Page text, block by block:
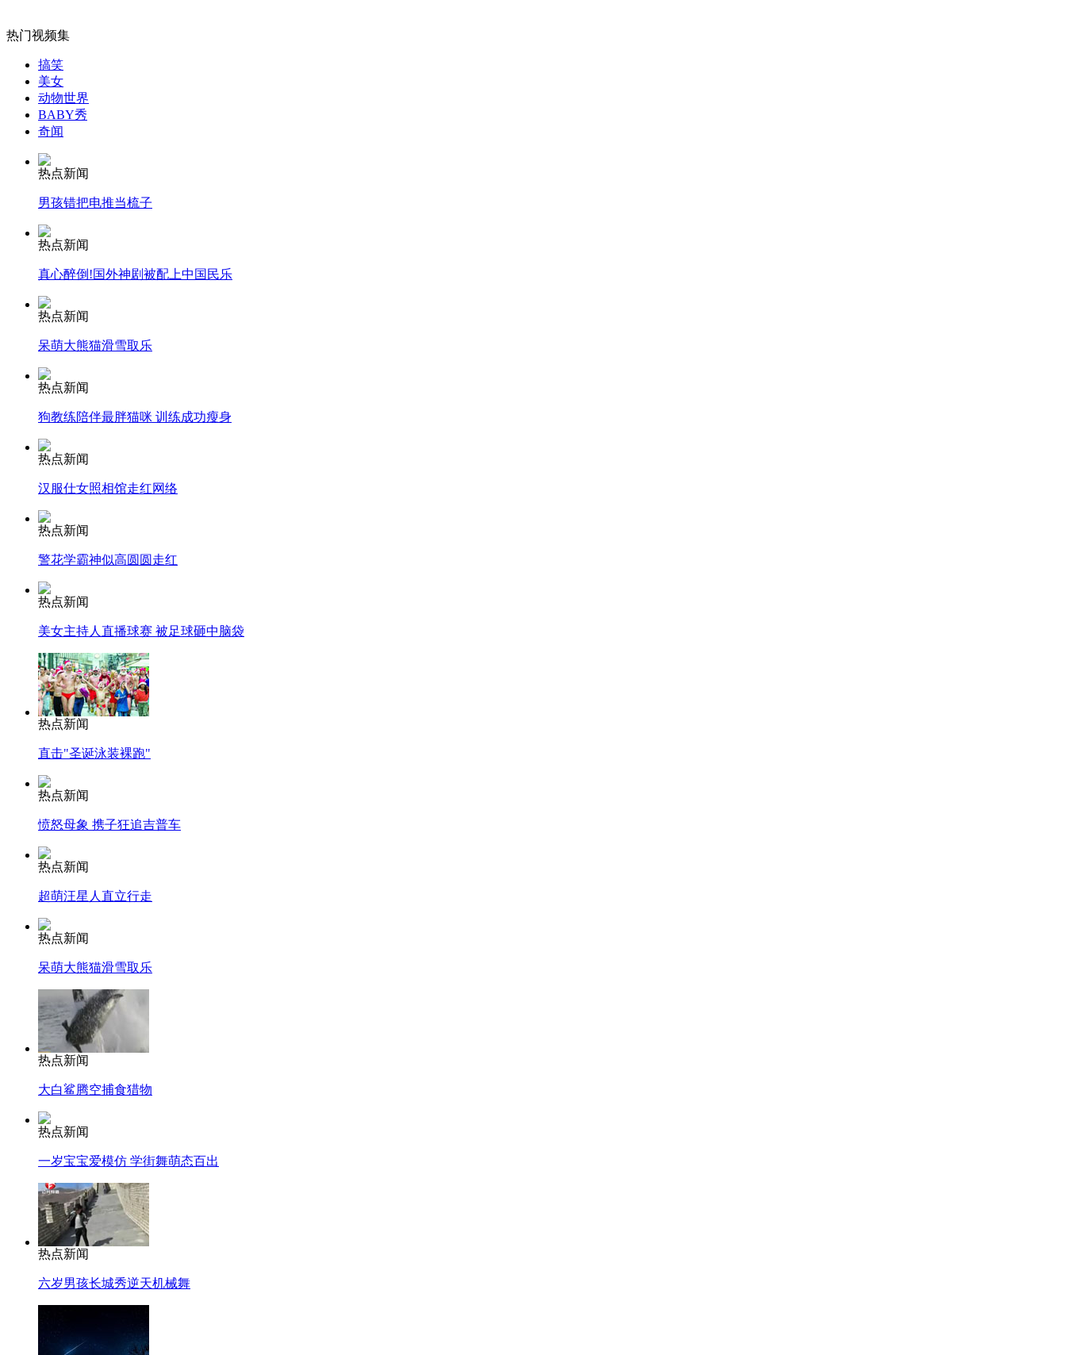
女孩北京地铁殴打老人 痛下狠手拳打脚踢
无痛分娩是否安全 医生回应
外交部：有关国家言论片面不公正
安徽一实载49人客车翻车
走！跟着总书记去植树
纽约上演“枕头大战”
热门视频集
搞笑
美女
动物世界
BABY秀
奇闻
热点新闻
男孩错把电推当梳子
热点新闻
真心醉倒!国外神剧被配上中国民乐
热点新闻
呆萌大熊猫滑雪取乐
热点新闻
狗教练陪伴最胖猫咪 训练成功瘦身
热点新闻
汉服仕女照相馆走红网络
热点新闻
警花学霸神似高圆圆走红
热点新闻
美女主持人直播球赛 被足球砸中脑袋
热点新闻
直击"圣诞泳装裸跑"
热点新闻
愤怒母象 携子狂追吉普车
热点新闻
超萌汪星人直立行走
热点新闻
呆萌大熊猫滑雪取乐
热点新闻
大白鲨腾空捕食猎物
热点新闻
一岁宝宝爱模仿 学街舞萌态百出
热点新闻
六岁男孩长城秀逆天机械舞